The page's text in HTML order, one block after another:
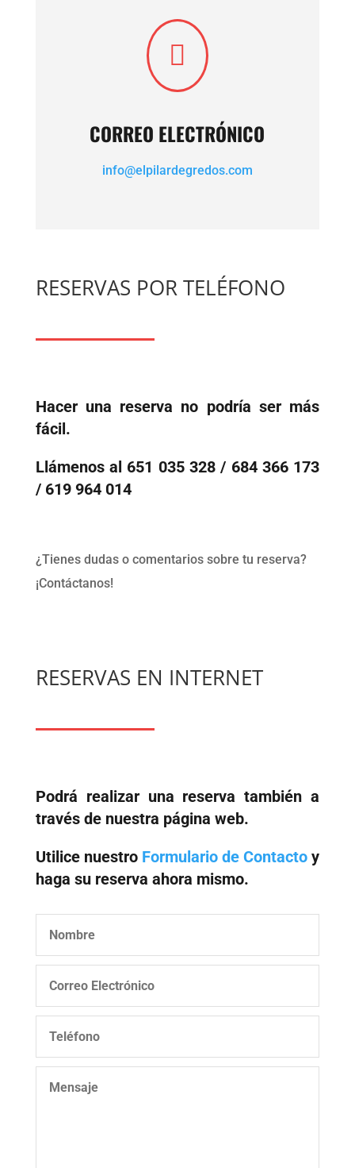

CORREO ELECTRÓNICO
info@elpilardegredos.com
RESERVAS POR TELÉFONO
Hacer una reserva no podría ser más
fácil.
Llámenos al 651 035 328 / 684 366 173
/ 619 964 014
¿Tienes dudas o comentarios sobre tu reserva?
¡Contáctanos!
RESERVAS EN INTERNET
Podrá realizar una reserva también a
través de nuestra página web.
Utilice nuestro Formulario de Contacto y
haga su reserva ahora mismo.